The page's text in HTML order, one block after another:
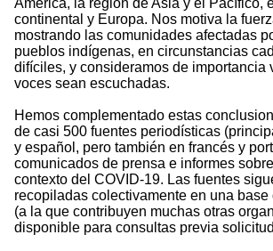
América, la región de Asia y el Pacífico,
continental y Europa. Nos motiva la
mostrando las comunidades afectadas
pueblos indígenas, en circunstancias
difíciles, y consideramos de importancia
voces sean escuchadas.
Hemos complementado estas
de casi 500 fuentes periodísticas
y español, pero también en francés y
comunicados de prensa e informes
contexto del COVID-19. Las fuentes
recopiladas colectivamente en una base
(a la que contribuyen muchas otras
disponible para consultas previa